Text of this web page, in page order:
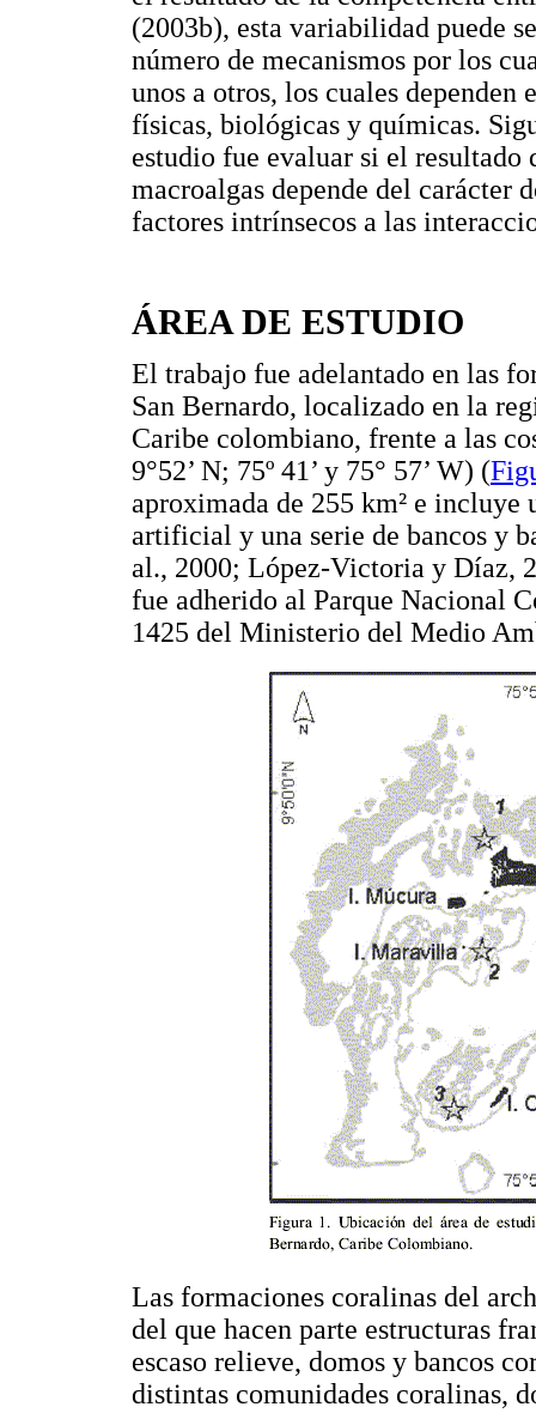
(2003b), esta variabilidad puede
número de mecanismos por los
unos a otros, los cuales dependen
físicas, biológicas y químicas.
estudio fue evaluar si el resultado
macroalgas depende del carácter
factores intrínsecos a las
ÁREA DE ESTUDIO
El trabajo fue adelantado en las
San Bernardo, localizado en la
Caribe colombiano, frente a las
9°52’ N; 75º 41’ y 75° 57’ W) (
aproximada de 255 km² e
artificial y una serie de bancos y
al., 2000; López-Victoria y Díaz,
fue adherido al Parque Nacional
1425 del Ministerio del Medio
Las formaciones coralinas del
del que hacen parte estructuras
escaso relieve, domos y bancos
distintas comunidades coralinas,